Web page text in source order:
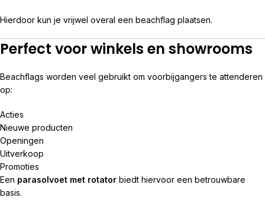
Hierdoor kun je vrijwel overal een beachflag plaatsen.
Perfect voor winkels en showrooms
Beachflags worden veel gebruikt om voorbijgangers te attenderen
op:
Acties
Nieuwe producten
Openingen
Uitverkoop
Promoties
Een parasolvoet met rotator biedt hiervoor een betrouwbare
basis.